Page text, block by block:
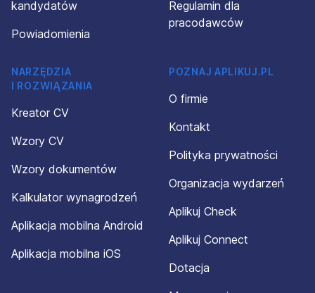
kandydatów
Powiadomienia
Regulamin dla
pracodawców
NARZĘDZIA
I ROZWIĄZANIA
Kreator CV
Wzory CV
Wzory dokumentów
Kalkulator wynagrodzeń
Aplikacja mobilna Android
Aplikacja mobilna iOS
POZNAJ APLIKUJ.PL
O firmie
Kontakt
Polityka prywatności
Organizacja wydarzeń
Aplikuj Check
Aplikuj Connect
Dotacja